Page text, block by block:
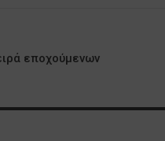
εποχούμενων